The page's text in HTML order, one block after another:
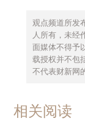
观点频道所发
人所有，未经
面媒体不得予
载授权并不包
不代表财新网
相关阅读